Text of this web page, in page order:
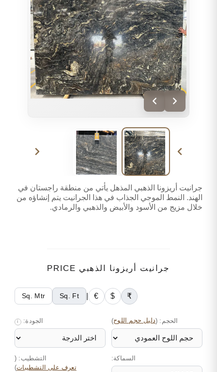
جرانيت أريزونا الذهبي المذهل يأتي من منطقة راجستان في
الهند. النمط الموجي الجذاب في هذا الجرانيت يتم إنشاؤه من
خلال مزيج من الأسود والأبيض والذهبي والرمادي.
جرانيت أريزونا الذهبي PRICE
₹
$
€
Sq. Ft
Sq. Mtr
الحجم: (دليل حجم اللوح) الجودة: i
السماكة: التشطيب: (
تعرف على التشطيبات)